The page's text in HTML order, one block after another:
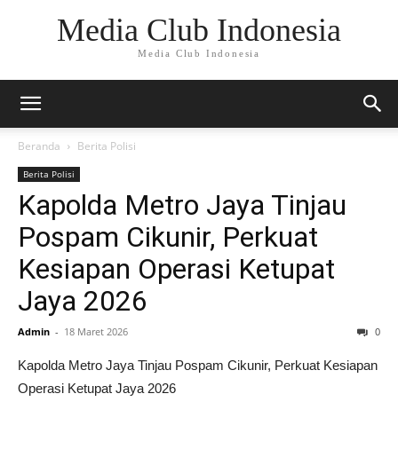
Media Club Indonesia
Media Club Indonesia
Beranda Berita Polisi
Berita Polisi
Kapolda Metro Jaya Tinjau
Pospam Cikunir, Perkuat
Kesiapan Operasi Ketupat
Jaya 2026
Admin - 18 Maret 2026 0
Kapolda Metro Jaya Tinjau Pospam Cikunir, Perkuat Kesiapan
Operasi Ketupat Jaya 2026